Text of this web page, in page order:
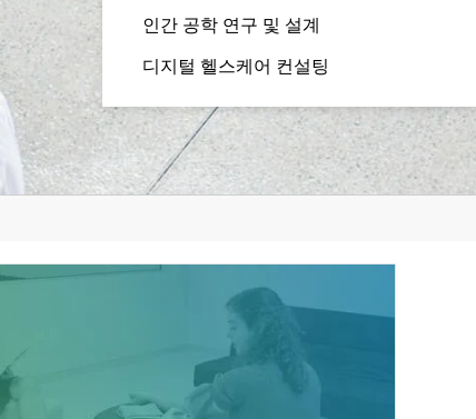
인간 공학 연구 및 설계
디지털 헬스케어 컨설팅